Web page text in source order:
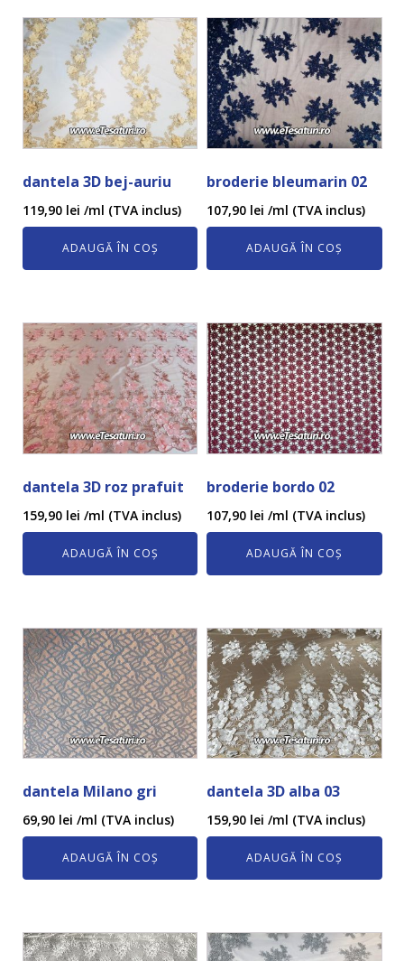
dantela 3D bej-auriu
119,90 lei /ml (TVA inclus)
ADAUGĂ ÎN COȘ
broderie bleumarin 02
107,90 lei /ml (TVA inclus)
ADAUGĂ ÎN COȘ
dantela 3D roz prafuit
159,90 lei /ml (TVA inclus)
ADAUGĂ ÎN COȘ
broderie bordo 02
107,90 lei /ml (TVA inclus)
ADAUGĂ ÎN COȘ
dantela Milano gri
69,90 lei /ml (TVA inclus)
ADAUGĂ ÎN COȘ
dantela 3D alba 03
159,90 lei /ml (TVA inclus)
ADAUGĂ ÎN COȘ